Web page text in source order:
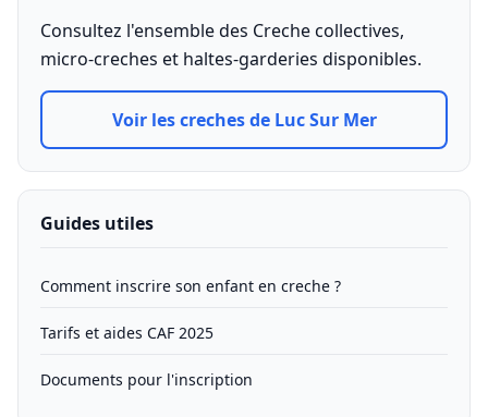
Consultez l'ensemble des Creche collectives,
micro-creches et haltes-garderies disponibles.
Voir les creches de Luc Sur Mer
Guides utiles
Comment inscrire son enfant en creche ?
Tarifs et aides CAF 2025
Documents pour l'inscription